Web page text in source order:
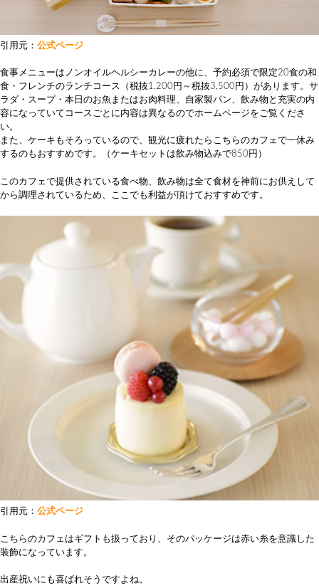
引用元： 公式ページ
食事メニューはノンオイルヘルシーカレーの他に、予約必須で限定20食の和
食・フレンチのランチコース（税抜1,200円～税抜3,500円）があります。サ
ラダ・スープ・本日のお魚またはお肉料理、自家製パン、飲み物と充実の内
容になっていてコースごとに内容は異なるのでホームページをご覧くださ
い。
また、ケーキもそろっているので、観光に疲れたらこちらのカフェで一休み
するのもおすすめです。（ケーキセットは飲み物込みで850円）
このカフェで提供されている食べ物、飲み物は全て食材を神前にお供えして
から調理されているため、ここでも利益が頂けておすすめです。
引用元： 公式ページ
こちらのカフェはギフトも扱っており、そのパッケージは赤い糸を意識した
装飾になっています。
出産祝いにも喜ばれそうですよね。